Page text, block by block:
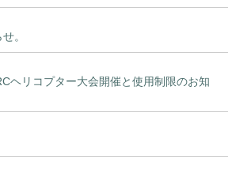
。
ヘリコプター大会開催と使用制限のお知